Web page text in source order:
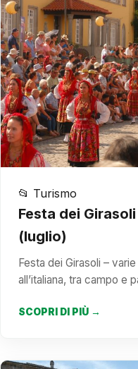
📂 Turismo
Festa dei
(luglio)
Festa dei Girasoli –
all’italiana, tra campo e
SCOPRI DI PIÙ →